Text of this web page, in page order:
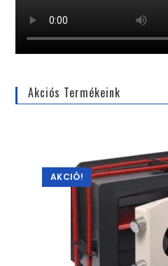
Akciós Termékeink
AKCIÓ!